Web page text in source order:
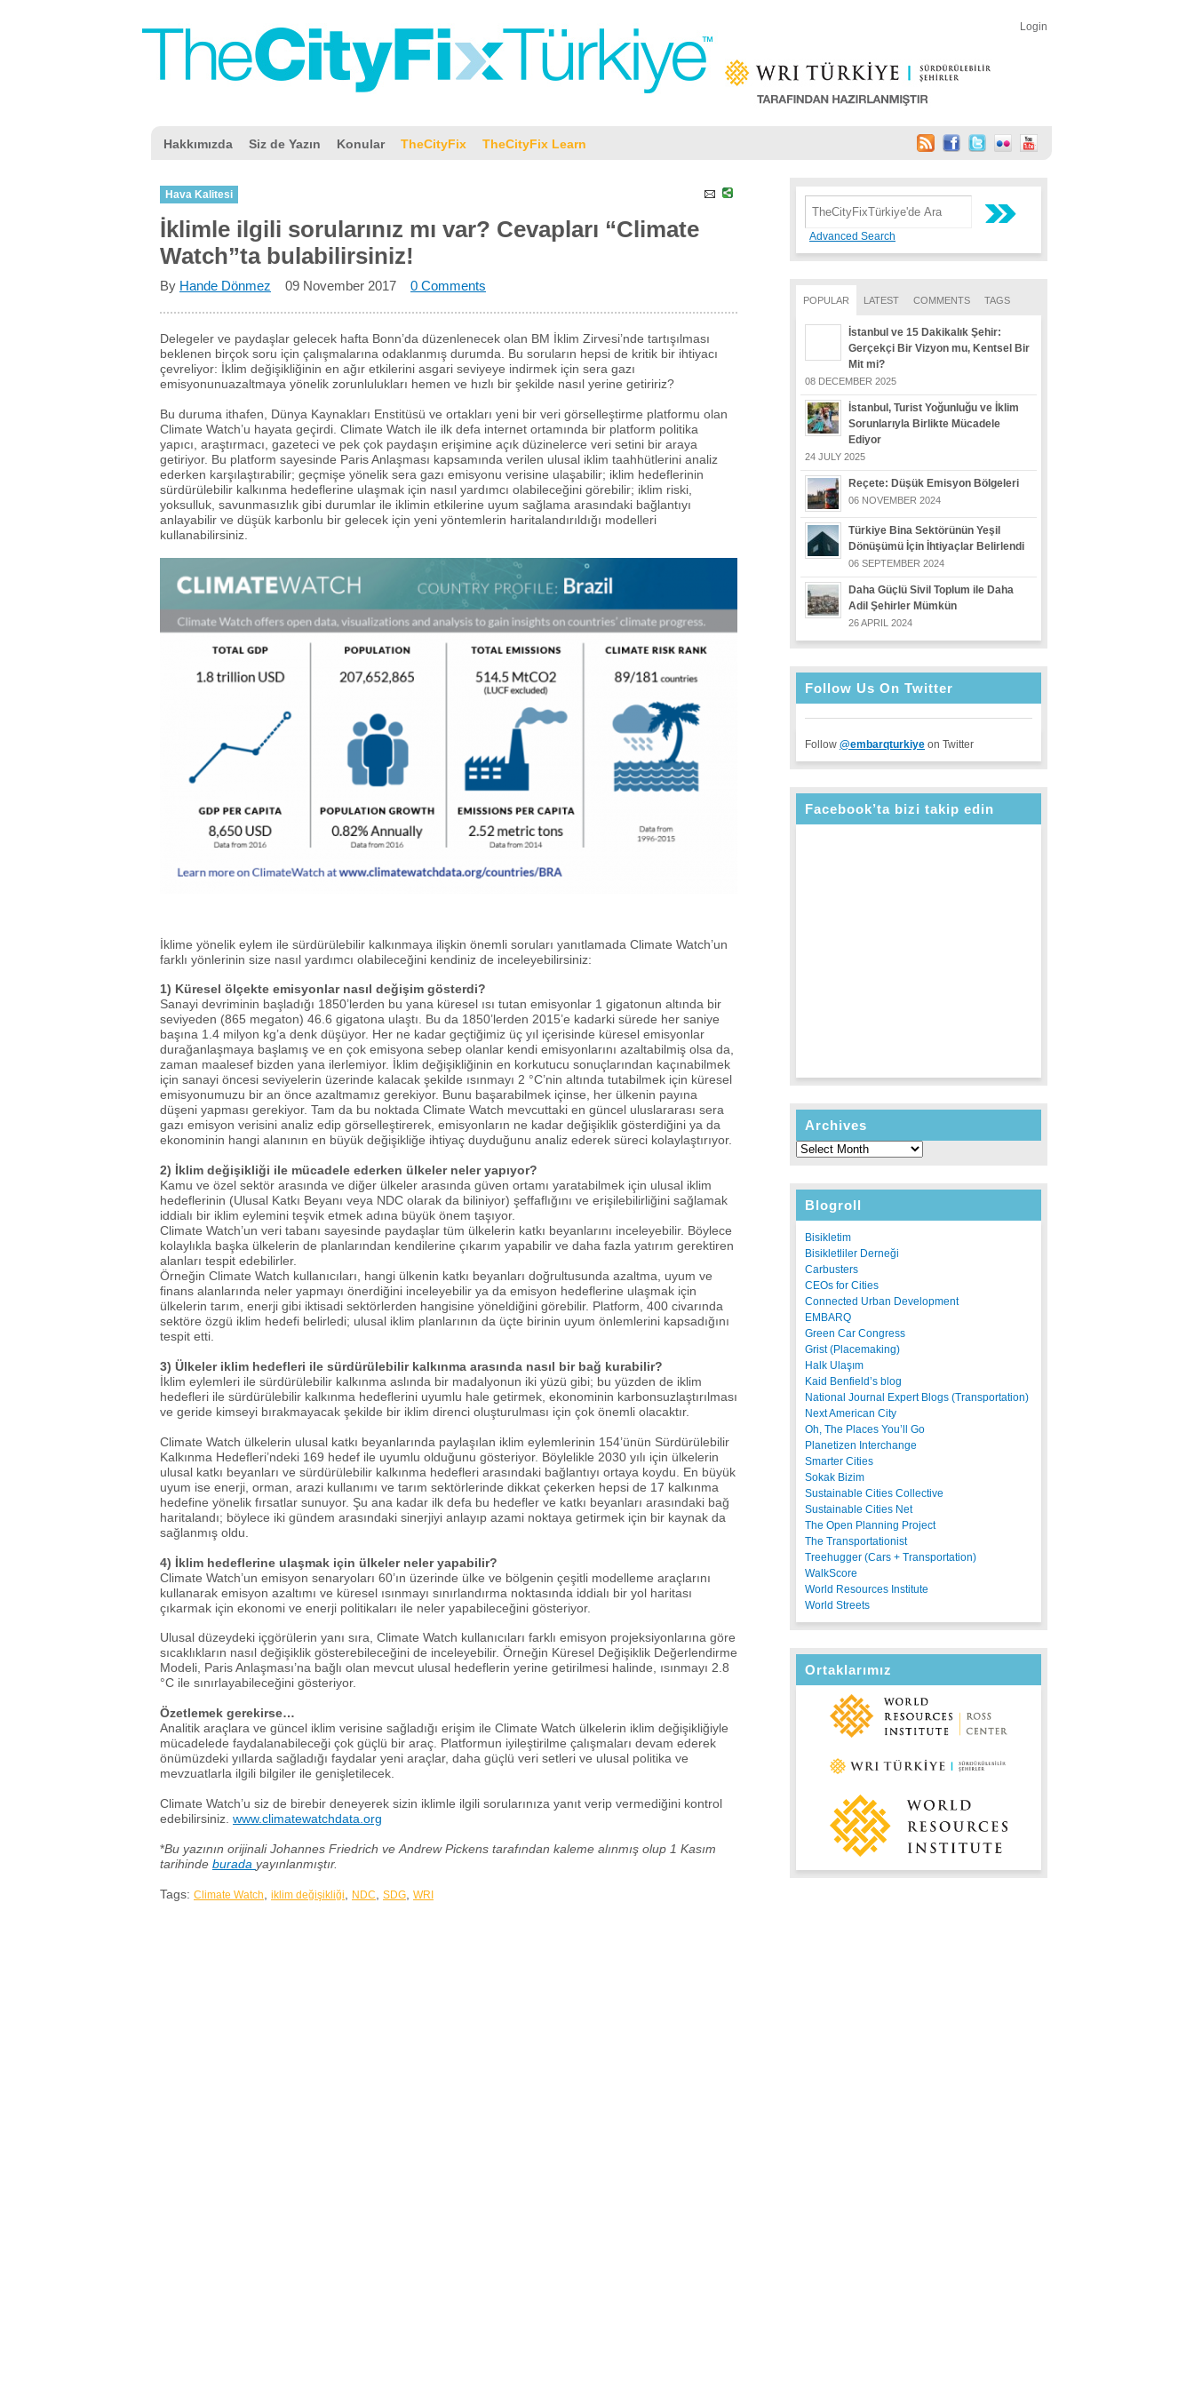
Login
Hakkımızda Siz de Yazın Konular TheCityFix TheCityFix Learn
Advanced Search
POPULAR LATEST COMMENTS TAGS
İstanbul ve 15 Dakikalık Şehir:
Gerçekçi Bir Vizyon mu, Kentsel Bir
Mit mi?
08 DECEMBER 2025
İstanbul, Turist Yoğunluğu ve İklim
Sorunlarıyla Birlikte Mücadele
Ediyor
24 JULY 2025
Reçete: Düşük Emisyon Bölgeleri
06 NOVEMBER 2024
Türkiye Bina Sektörünün Yeşil
Dönüşümü İçin İhtiyaçlar Belirlendi
06 SEPTEMBER 2024
Daha Güçlü Sivil Toplum ile Daha
Adil Şehirler Mümkün
26 APRIL 2024
Follow Us On Twitter
Follow @embarqturkiye on Twitter
Facebook’ta bizi takip edin
Archives
Blogroll
Bisikletim
Bisikletliler Derneği
Carbusters
CEOs for Cities
Connected Urban Development
EMBARQ
Green Car Congress
Grist (Placemaking)
Halk Ulaşım
Kaid Benfield’s blog
National Journal Expert Blogs (Transportation)
Next American City
Oh, The Places You’ll Go
Planetizen Interchange
Smarter Cities
Sokak Bizim
Sustainable Cities Collective
Sustainable Cities Net
The Open Planning Project
The Transportationist
Treehugger (Cars + Transportation)
WalkScore
World Resources Institute
World Streets
Ortaklarımız
Hava Kalitesi
İklimle ilgili sorularınız mı var? Cevapları “Climate
Watch”ta bulabilirsiniz!
By Hande Dönmez 09 November 2017 0 Comments
Delegeler ve paydaşlar gelecek hafta Bonn’da düzenlenecek olan BM İklim Zirvesi’nde tartışılması
beklenen birçok soru için çalışmalarına odaklanmış durumda. Bu soruların hepsi de kritik bir ihtiyacı
çevreliyor: İklim değişikliğinin en ağır etkilerini asgari seviyeye indirmek için sera gazı
emisyonunuazaltmaya yönelik zorunlulukları hemen ve hızlı bir şekilde nasıl yerine getiririz?
Bu duruma ithafen, Dünya Kaynakları Enstitüsü ve ortakları yeni bir veri görselleştirme platformu olan
Climate Watch’u hayata geçirdi. Climate Watch ile ilk defa internet ortamında bir platform politika
yapıcı, araştırmacı, gazeteci ve pek çok paydaşın erişimine açık düzinelerce veri setini bir araya
getiriyor. Bu platform sayesinde Paris Anlaşması kapsamında verilen ulusal iklim taahhütlerini analiz
ederken karşılaştırabilir; geçmişe yönelik sera gazı emisyonu verisine ulaşabilir; iklim hedeflerinin
sürdürülebilir kalkınma hedeflerine ulaşmak için nasıl yardımcı olabileceğini görebilir; iklim riski,
yoksulluk, savunmasızlık gibi durumlar ile iklimin etkilerine uyum sağlama arasındaki bağlantıyı
anlayabilir ve düşük karbonlu bir gelecek için yeni yöntemlerin haritalandırıldığı modelleri
kullanabilirsiniz.
İklime yönelik eylem ile sürdürülebilir kalkınmaya ilişkin önemli soruları yanıtlamada Climate Watch’un
farklı yönlerinin size nasıl yardımcı olabileceğini kendiniz de inceleyebilirsiniz:
1) Küresel ölçekte emisyonlar nasıl değişim gösterdi?
Sanayi devriminin başladığı 1850’lerden bu yana küresel ısı tutan emisyonlar 1 gigatonun altında bir
seviyeden (865 megaton) 46.6 gigatona ulaştı. Bu da 1850’lerden 2015’e kadarki sürede her saniye
başına 1.4 milyon kg’a denk düşüyor. Her ne kadar geçtiğimiz üç yıl içerisinde küresel emisyonlar
durağanlaşmaya başlamış ve en çok emisyona sebep olanlar kendi emisyonlarını azaltabilmiş olsa da,
zaman maalesef bizden yana ilerlemiyor. İklim değişikliğinin en korkutucu sonuçlarından kaçınabilmek
için sanayi öncesi seviyelerin üzerinde kalacak şekilde ısınmayı 2 °C’nin altında tutabilmek için küresel
emisyonumuzu bir an önce azaltmamız gerekiyor. Bunu başarabilmek içinse, her ülkenin payına
düşeni yapması gerekiyor. Tam da bu noktada Climate Watch mevcuttaki en güncel uluslararası sera
gazı emisyon verisini analiz edip görselleştirerek, emisyonların ne kadar değişiklik gösterdiğini ya da
ekonominin hangi alanının en büyük değişikliğe ihtiyaç duyduğunu analiz ederek süreci kolaylaştırıyor.
2) İklim değişikliği ile mücadele ederken ülkeler neler yapıyor?
Kamu ve özel sektör arasında ve diğer ülkeler arasında güven ortamı yaratabilmek için ulusal iklim
hedeflerinin (Ulusal Katkı Beyanı veya NDC olarak da biliniyor) şeffaflığını ve erişilebilirliğini sağlamak
iddialı bir iklim eylemini teşvik etmek adına büyük önem taşıyor.
Climate Watch’un veri tabanı sayesinde paydaşlar tüm ülkelerin katkı beyanlarını inceleyebilir. Böylece
kolaylıkla başka ülkelerin de planlarından kendilerine çıkarım yapabilir ve daha fazla yatırım gerektiren
alanları tespit edebilirler.
Örneğin Climate Watch kullanıcıları, hangi ülkenin katkı beyanları doğrultusunda azaltma, uyum ve
finans alanlarında neler yapmayı önerdiğini inceleyebilir ya da emisyon hedeflerine ulaşmak için
ülkelerin tarım, enerji gibi iktisadi sektörlerden hangisine yöneldiğini görebilir. Platform, 400 civarında
sektöre özgü iklim hedefi belirledi; ulusal iklim planlarının da üçte birinin uyum önlemlerini kapsadığını
tespit etti.
3) Ülkeler iklim hedefleri ile sürdürülebilir kalkınma arasında nasıl bir bağ kurabilir?
İklim eylemleri ile sürdürülebilir kalkınma aslında bir madalyonun iki yüzü gibi; bu yüzden de iklim
hedefleri ile sürdürülebilir kalkınma hedeflerini uyumlu hale getirmek, ekonominin karbonsuzlaştırılması
ve geride kimseyi bırakmayacak şekilde bir iklim direnci oluşturulması için çok önemli olacaktır.
Climate Watch ülkelerin ulusal katkı beyanlarında paylaşılan iklim eylemlerinin 154’ünün Sürdürülebilir
Kalkınma Hedefleri’ndeki 169 hedef ile uyumlu olduğunu gösteriyor. Böylelikle 2030 yılı için ülkelerin
ulusal katkı beyanları ve sürdürülebilir kalkınma hedefleri arasındaki bağlantıyı ortaya koydu. En büyük
uyum ise enerji, orman, arazi kullanımı ve tarım sektörlerinde dikkat çekerken hepsi de 17 kalkınma
hedefine yönelik fırsatlar sunuyor. Şu ana kadar ilk defa bu hedefler ve katkı beyanları arasındaki bağ
haritalandı; böylece iki gündem arasındaki sinerjiyi anlayıp azami noktaya getirmek için bir kaynak da
sağlanmış oldu.
4) İklim hedeflerine ulaşmak için ülkeler neler yapabilir?
Climate Watch’un emisyon senaryoları 60’ın üzerinde ülke ve bölgenin çeşitli modelleme araçlarını
kullanarak emisyon azaltımı ve küresel ısınmayı sınırlandırma noktasında iddialı bir yol haritası
çıkarmak için ekonomi ve enerji politikaları ile neler yapabileceğini gösteriyor.
Ulusal düzeydeki içgörülerin yanı sıra, Climate Watch kullanıcıları farklı emisyon projeksiyonlarına göre
sıcaklıkların nasıl değişiklik gösterebileceğini de inceleyebilir. Örneğin Küresel Değişiklik Değerlendirme
Modeli, Paris Anlaşması’na bağlı olan mevcut ulusal hedeflerin yerine getirilmesi halinde, ısınmayı 2.8
°C ile sınırlayabileceğini gösteriyor.
Özetlemek gerekirse…
Analitik araçlara ve güncel iklim verisine sağladığı erişim ile Climate Watch ülkelerin iklim değişikliğiyle
mücadelede faydalanabileceği çok güçlü bir araç. Platformun iyileştirilme çalışmaları devam ederek
önümüzdeki yıllarda sağladığı faydalar yeni araçlar, daha güçlü veri setleri ve ulusal politika ve
mevzuatlarla ilgili bilgiler ile genişletilecek.
Climate Watch’u siz de birebir deneyerek sizin iklimle ilgili sorularınıza yanıt verip vermediğini kontrol
edebilirsiniz. www.climatewatchdata.org
*Bu yazının orijinali Johannes Friedrich ve Andrew Pickens tarafından kaleme alınmış olup 1 Kasım
tarihinde burada yayınlanmıştır.
Tags: Climate Watch iklim değişikliği NDC SDG WRI